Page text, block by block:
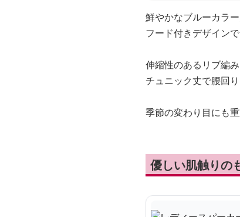
鮮やかなブルーカラ
フード付きデザイン
伸縮性のあるリブ編
チュニック丈で腰回
季節の変わり目にも
優しい肌触りの